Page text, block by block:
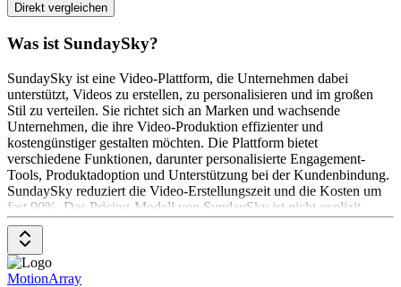
Direkt vergleichen
Was ist SundaySky?
SundaySky ist eine Video-Plattform, die Unternehmen dabei
unterstützt, Videos zu erstellen, zu personalisieren und im großen
Stil zu verteilen. Sie richtet sich an Marken und wachsende
Unternehmen, die ihre Video-Produktion effizienter und
kostengünstiger gestalten möchten. Die Plattform bietet
verschiedene Funktionen, darunter personalisierte Engagement-
Tools, Produktadoption und Unterstützung bei der Kundenbindung.
SundaySky reduziert die Video-Erstellungszeit und die Kosten um
fast 90%. Das Pricing-Modell von SundaySky ist nicht explizit
angegeben. Interessierte Anwender*innen können eine Demo
anfordern, um mehr über mögliche Kostenersparnisse und die
Leistungsfähigkeit der Plattform zu erfahren.
MotionArray